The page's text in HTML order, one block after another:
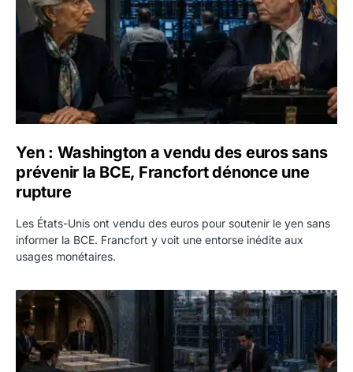
Yen : Washington a vendu des euros sans
prévenir la BCE, Francfort dénonce une
rupture
Les États-Unis ont vendu des euros pour soutenir le yen sans
informer la BCE. Francfort y voit une entorse inédite aux
usages monétaires.
Jane Street négocie le transfert de 11 milliards de